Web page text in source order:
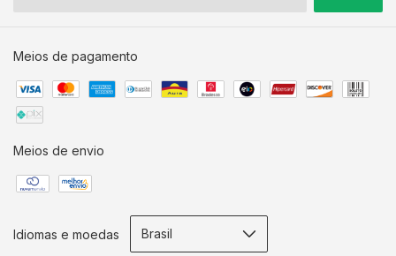
Meios de pagamento
Meios de envio
Idiomas e moedas